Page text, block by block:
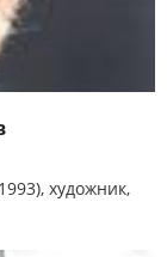
художник,